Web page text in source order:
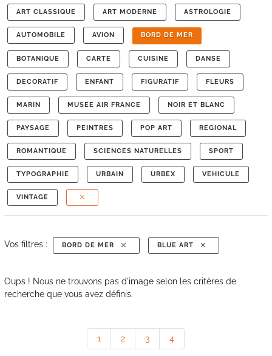
ART CLASSIQUE ART MODERNE ASTROLOGIE
AUTOMOBILE AVION BORD DE MER
BOTANIQUE CARTE CUISINE DANSE
DECORATIF ENFANT FIGURATIF FLEURS
MARIN MUSEE AIR FRANCE NOIR ET BLANC
PAYSAGE PEINTRES POP ART REGIONAL
ROMANTIQUE SCIENCES NATURELLES SPORT
TYPOGRAPHIE URBAIN URBEX VEHICULE
VINTAGE
Vos filtres : BORD DE MER BLUE ART
Oups ! Nous ne trouvons pas d'image selon les critères de
recherche que vous avez définis.
1 2 3 4